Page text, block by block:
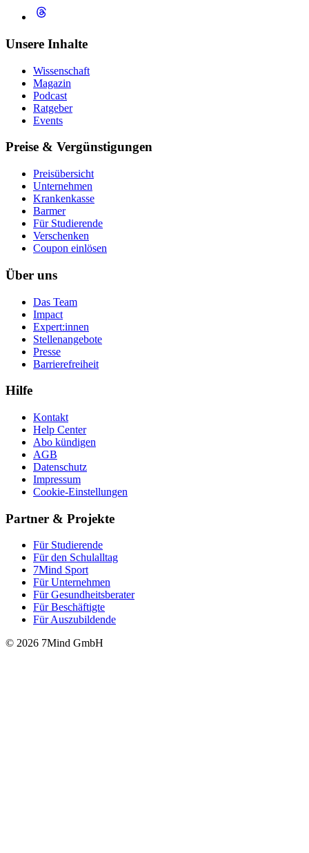
Unsere Inhalte
Wissenschaft
Magazin
Podcast
Ratgeber
Events
Preise & Vergünstigungen
Preisübersicht
Unternehmen
Krankenkasse
Barmer
Für Studierende
Ver­schen­ken
Coupon einlösen
Über uns
Das Team
Impact
Expert:innen
Stellenangebote
Presse
Barrierefreiheit
Hilfe
Kontakt
Help Center
Abo kündigen
AGB
Datenschutz
Impressum
Cookie-Einstellungen
Partner & Projekte
Für Stu­die­rende
Für den Schulalltag
7Mind Sport
Für Unter­neh­men
Für Gesund­heits­be­ra­ter
Für Beschäftigte
Für Auszubildende
© 2026 7Mind GmbH